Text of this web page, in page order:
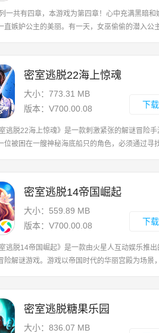
一共有四章，本游戏为第四章！心中充满黑暗和
直嫉妒公主的美丽。有一天，女巫偷偷的潜入公
密室逃脱22海上惊魂
大小：773.31 MB
版本：V700.00.08
下载
逃脱22海上惊魂》是一款刺激紧张的解谜冒险手
位被困在一艘神秘海底船只的角色，必须通过寻
密室逃脱14帝国崛起
大小：559.89 MB
版本：V700.00.08
下载
逃脱14帝国崛起》是一款由火星人互动娱乐推出
险解谜游戏。游戏以帝国时代的华丽宫殿为场景
密室逃脱糖果乐园
大小：836.07 MB